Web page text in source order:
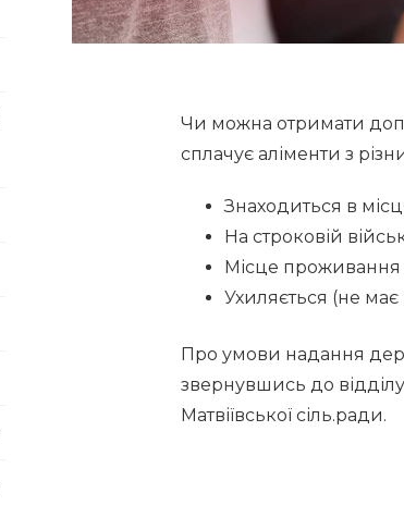
Чи можна отримати
сплачує аліменти з
Знаходиться в
На строковій
Місце проживання
Ухиляється (не
Про умови надання
звернувшись до
Матвіївської сіль.ради.